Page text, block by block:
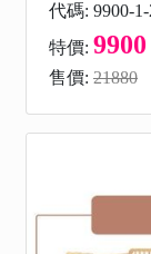
代碼: 9900-1-
特價: 9900
售價: 21880